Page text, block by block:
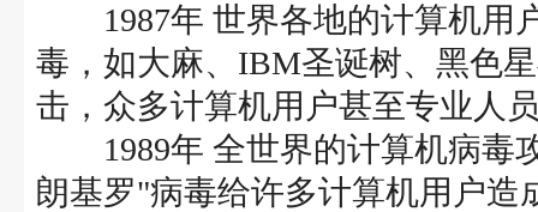
1987年 世界各地的计算机用
毒，如大麻、IBM圣诞树、黑色
击，众多计算机用户甚至专业人
1989年 全世界的计算机病毒
朗基罗"病毒给许多计算机用户造